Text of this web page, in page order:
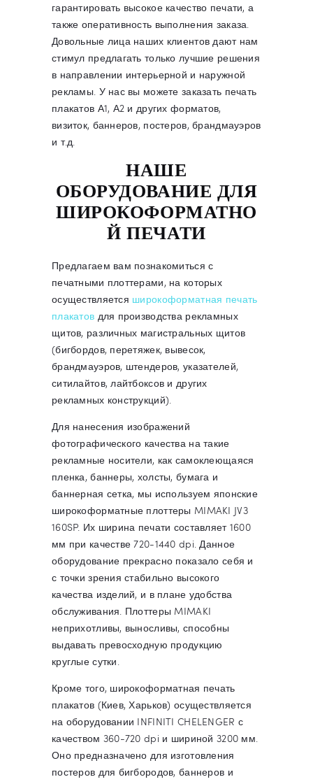
гарантировать высокое качество печати, а
также оперативность выполнения заказа.
Довольные лица наших клиентов дают нам
стимул предлагать только лучшие решения
в направлении интерьерной и наружной
рекламы. У нас вы можете заказать печать
плакатов А1, А2 и других форматов,
визиток, баннеров, постеров, брандмауэров
и т.д.
НАШЕ
ОБОРУДОВАНИЕ ДЛЯ
ШИРОКОФОРМАТНО
Й ПЕЧАТИ
Предлагаем вам познакомиться с
печатными плоттерами, на которых
осуществляется широкоформатная печать
плакатов для производства рекламных
щитов, различных магистральных щитов
(бигбордов, перетяжек, вывесок,
брандмауэров, штендеров, указателей,
ситилайтов, лайтбоксов и других
рекламных конструкций).
Для нанесения изображений
фотографического качества на такие
рекламные носители, как самоклеющаяся
пленка, баннеры, холсты, бумага и
баннерная сетка, мы используем японские
широкоформатные плоттеры MIMAKI JV3
160SP. Их ширина печати составляет 1600
мм при качестве 720-1440 dpi. Данное
оборудование прекрасно показало себя и
с точки зрения стабильно высокого
качества изделий, и в плане удобства
обслуживания. Плоттеры MIMAKI
неприхотливы, выносливы, способны
выдавать превосходную продукцию
круглые сутки.
Кроме того, широкоформатная печать
плакатов (Киев, Харьков) осуществляется
на оборудовании INFINITI CHELENGER с
качеством 360-720 dpi и шириной 3200 мм.
Оно предназначено для изготовления
постеров для бигбородов, баннеров и